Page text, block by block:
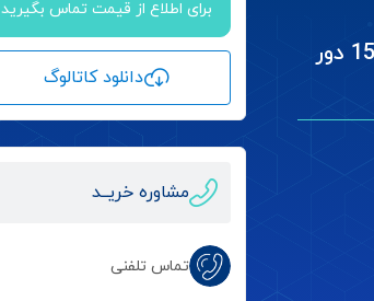
الکتروموتور سه فاز 75 کیلووات 100.54 اسب 1500 دور
برای اطلاع از قیمت تماس بگیرید
دانلود کاتالوگ
مشاوره خریــد
تماس تلفنی